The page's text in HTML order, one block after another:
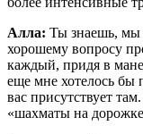
Алла: Ты знаешь, мы
хорошему вопросу
каждый, придя в
еще мне хотелось бы
вас присутствует
«шахматы на